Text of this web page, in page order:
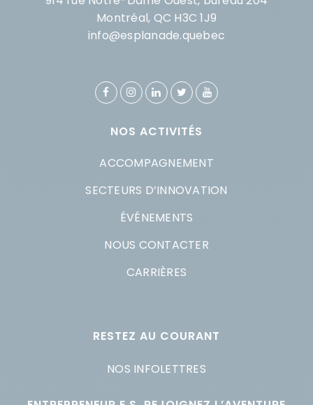
Montréal, QC H3C 1J9
info@esplanade.quebec
NOS ACTIVITÉS
ACCOMPAGNEMENT
SECTEURS D’INNOVATION
ÉVÉNEMENTS
NOUS CONTACTER
CARRIÈRES
RESTEZ AU COURANT
NOS INFOLETTRES